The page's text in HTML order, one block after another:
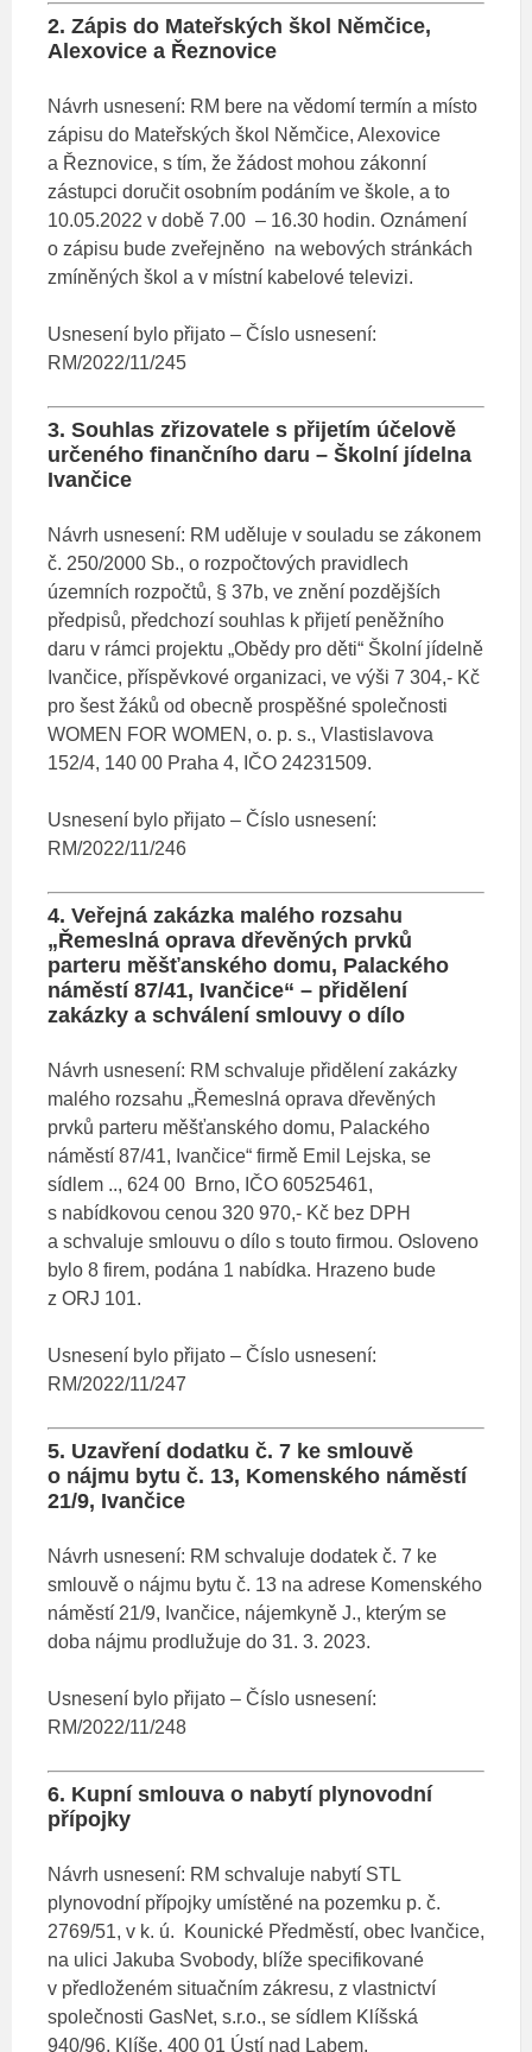
2. Zápis do Mateřských škol Němčice,
Alexovice a Řeznovice
Návrh usnesení: RM bere na vědomí termín a místo
zápisu do Mateřských škol Němčice, Alexovice
a Řeznovice, s tím, že žádost mohou zákonní
zástupci doručit osobním podáním ve škole, a to
10.05.2022 v době 7.00 – 16.30 hodin. Oznámení
o zápisu bude zveřejněno na webových stránkách
zmíněných škol a v místní kabelové televizi.
Usnesení bylo přijato – Číslo usnesení:
RM/2022/11/245
3. Souhlas zřizovatele s přijetím účelově
určeného finančního daru – Školní jídelna
Ivančice
Návrh usnesení: RM uděluje v souladu se zákonem
č. 250/2000 Sb., o rozpočtových pravidlech
územních rozpočtů, § 37b, ve znění pozdějších
předpisů, předchozí souhlas k přijetí peněžního
daru v rámci projektu „Obědy pro děti“ Školní jídelně
Ivančice, příspěvkové organizaci, ve výši 7 304,- Kč
pro šest žáků od obecně prospěšné společnosti
WOMEN FOR WOMEN, o. p. s., Vlastislavova
152/4, 140 00 Praha 4, IČO 24231509.
Usnesení bylo přijato – Číslo usnesení:
RM/2022/11/246
4. Veřejná zakázka malého rozsahu
„Řemeslná oprava dřevěných prvků
parteru měšťanského domu, Palackého
náměstí 87/41, Ivančice“ – přidělení
zakázky a schválení smlouvy o dílo
Návrh usnesení: RM schvaluje přidělení zakázky
malého rozsahu „Řemeslná oprava dřevěných
prvků parteru měšťanského domu, Palackého
náměstí 87/41, Ivančice“ firmě Emil Lejska, se
sídlem .., 624 00 Brno, IČO 60525461,
s nabídkovou cenou 320 970,- Kč bez DPH
a schvaluje smlouvu o dílo s touto firmou. Osloveno
bylo 8 firem, podána 1 nabídka. Hrazeno bude
z ORJ 101.
Usnesení bylo přijato – Číslo usnesení:
RM/2022/11/247
5. Uzavření dodatku č. 7 ke smlouvě
o nájmu bytu č. 13, Komenského náměstí
21/9, Ivančice
Návrh usnesení: RM schvaluje dodatek č. 7 ke
smlouvě o nájmu bytu č. 13 na adrese Komenského
náměstí 21/9, Ivančice, nájemkyně J., kterým se
doba nájmu prodlužuje do 31. 3. 2023.
Usnesení bylo přijato – Číslo usnesení:
RM/2022/11/248
6. Kupní smlouva o nabytí plynovodní
přípojky
Návrh usnesení: RM schvaluje nabytí STL
plynovodní přípojky umístěné na pozemku p. č.
2769/51, v k. ú. Kounické Předměstí, obec Ivančice,
na ulici Jakuba Svobody, blíže specifikované
v předloženém situačním zákresu, z vlastnictví
společnosti GasNet, s.r.o., se sídlem Klíšská
940/96, Klíše, 400 01 Ústí nad Labem,